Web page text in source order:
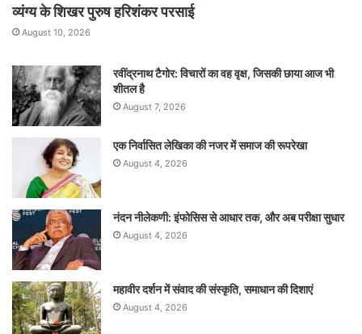
व्यंग्य के शिखर पुरुष हरिशंकर परसाई
August 10, 2026
रवींद्रनाथ टैगोर: विचारों का वह वृक्ष, जिसकी छाया आज भी
शीतल है
August 7, 2026
एक निर्वासित लेखिका की नजर में समाज की रूपरेखा
August 4, 2026
नंदन नीलेकणी: इंफोसिस से आधार तक, और अब परीक्षा सुधार
August 4, 2026
महावीर दर्शन में संवाद की संस्कृति, समाधान की दिशाएं
August 4, 2026